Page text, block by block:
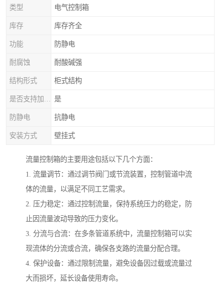
类型 电气控制箱
库存 库存齐全
功能 防静电
耐腐蚀 耐酸碱强
结构形式 柜式结构
是
防静电 抗静电
安装方式 壁挂式
流量控制箱的主要用途包括以下几个方面：
1. 流量调节：通过调节阀门或节流装置，控制管道中流
体的流量，以满足不同工艺需求。
2. 压力稳定：通过控制流量，保持系统压力的稳定，防
止因流量波动导致的压力变化。
3. 分流与合流：在多条管道系统中，流量控制箱可以实
现流体的分流或合流，确保各支路的流量分配合理。
4. 保护设备：通过限制流量，避免设备因过载或流量过
大而损坏，延长设备使用寿命。